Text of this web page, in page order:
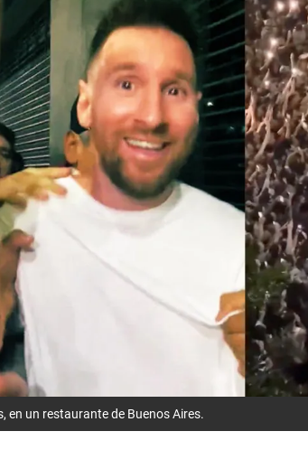
en un restaurante de Buenos Aires.